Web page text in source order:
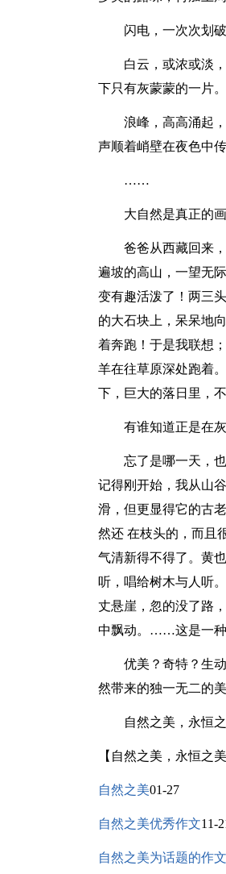
闪电，一次次划破
白云，或浓或淡，
下只有灰蒙蒙的一片
浪峰，高高涌起，
声顺着峭壁在夜色中传
……
大自然是真正的画
爸爸从西藏回来，
遍坡的高山，一望无
变有趣活泼了！两三
的大石块上，呆呆地
着奔跑！于是我联想
羊在往草原深处跑着
下，巨大的落日里，
有谁知道正是在灰
忘了是哪一天，也
记得刚开始，我从山
滑，但更显得它的古
然还 在枝头的，而且
气清新得不得了。黄
听，唱给树木与人听
丈悬崖，忽的没了路
中飘动。……这是一种
优美？奇特？生动
然带来的独一无二的美
自然之美，永恒之
【自然之美，永恒之
自然之美01-27
自然之美优秀作文11-
自然之美为话题的作文